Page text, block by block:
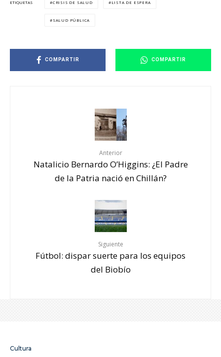
ETIQUETAS CRISIS DE SALUD LISTA DE ESPERA
SALUD PÚBLICA
COMPARTIR COMPARTIR
Anterior
Natalicio Bernardo O’Higgins: ¿El Padre
de la Patria nació en Chillán?
Siguiente
Fútbol: dispar suerte para los equipos
del Biobío
Cultura